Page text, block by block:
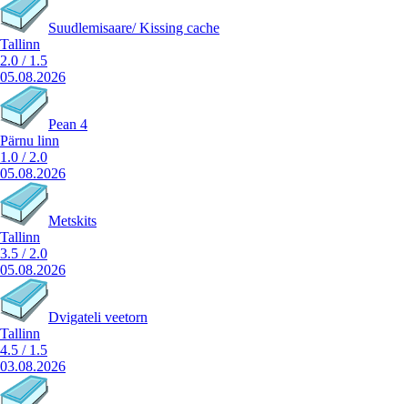
Suudlemisaare/ Kissing cache
Tallinn
2.0 / 1.5
05.08.2026
Pean 4
Pärnu linn
1.0 / 2.0
05.08.2026
Metskits
Tallinn
3.5 / 2.0
05.08.2026
Dvigateli veetorn
Tallinn
4.5 / 1.5
03.08.2026